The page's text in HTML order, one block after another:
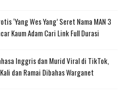
‘Yang Wes Yang’ Seret Nama MAN 3
Kaum Adam Cari Link Full Durasi
Inggris dan Murid Viral di TikTok,
dan Ramai Dibahas Warganet